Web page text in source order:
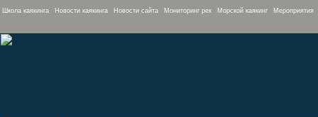
Школа каякинга Новости каякинга Новости сайта Мониторинг рек Морской каякинг Мероприятия